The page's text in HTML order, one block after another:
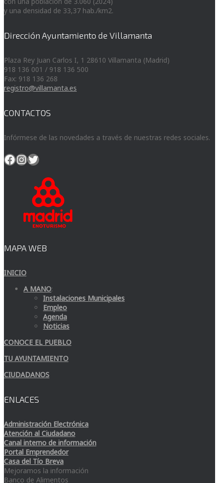
y una densidad de 33,37 hab./km2.
Dirección Ayuntamiento de Villamanta
Plaza Rey Juan Carlos I, 1 28610 Villamanta (Madrid)
918 136 001 / 918 136 500
Fax: 918 136 268
registro@villamanta.es
CONTACTOS
Infórmese de las novedades a través de nuestras redes sociales.
Facebook
Instagram
Twitter
MAPA WEB
INICIO
A MANO:
Instalaciones Municipales
Empleo
Agenda
Noticias
CONOCE EL PUEBLO
TU AYUNTAMIENTO
CIUDADANOS
ENLACES
Administración Electrónica
Atención al Ciudadano
Canal interno de información
Portal Emprendedor
Casa del Tío Breva
Mejoramos la información
Banco de Alimentos